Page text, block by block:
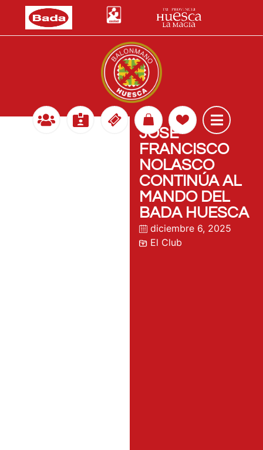
JOSÉ
FRANCISCO
NOLASCO
CONTINÚA AL
MANDO DEL
BADA HUESCA
diciembre 6, 2025
El Club